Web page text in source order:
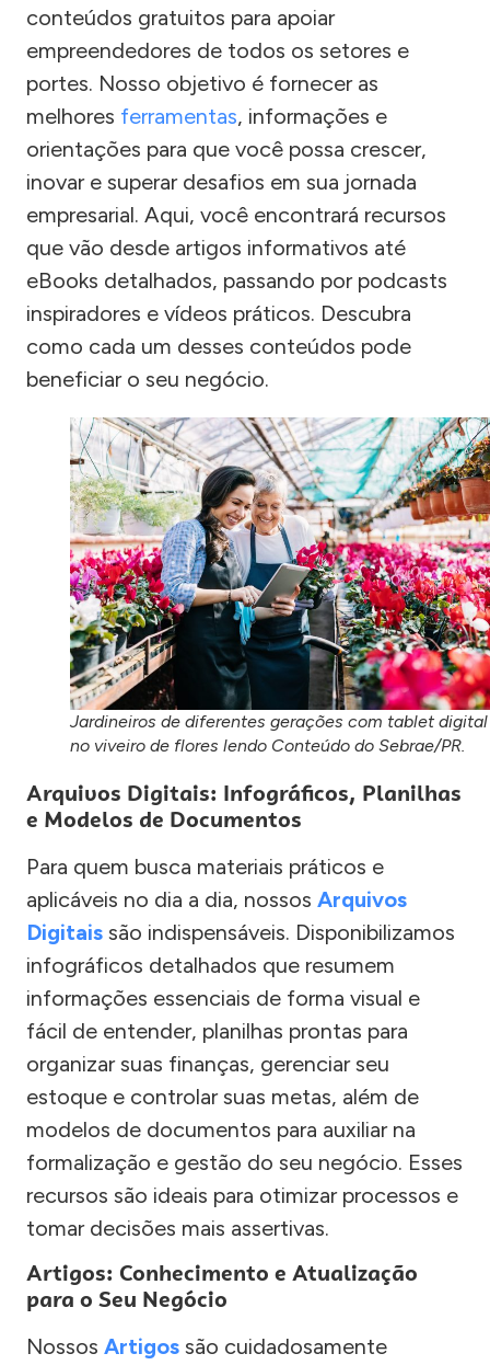
conteúdos gratuitos para apoiar
empreendedores de todos os setores e
portes. Nosso objetivo é fornecer as
melhores ferramentas, informações e
orientações para que você possa crescer,
inovar e superar desafios em sua jornada
empresarial. Aqui, você encontrará recursos
que vão desde artigos informativos até
eBooks detalhados, passando por podcasts
inspiradores e vídeos práticos. Descubra
como cada um desses conteúdos pode
beneficiar o seu negócio.
Jardineiros de diferentes gerações com tablet digital
no viveiro de flores lendo Conteúdo do Sebrae/PR.
Arquivos Digitais: Infográficos, Planilhas
e Modelos de Documentos
Para quem busca materiais práticos e
aplicáveis no dia a dia, nossos Arquivos
Digitais são indispensáveis. Disponibilizamos
infográficos detalhados que resumem
informações essenciais de forma visual e
fácil de entender, planilhas prontas para
organizar suas finanças, gerenciar seu
estoque e controlar suas metas, além de
modelos de documentos para auxiliar na
formalização e gestão do seu negócio. Esses
recursos são ideais para otimizar processos e
tomar decisões mais assertivas.
Artigos: Conhecimento e Atualização
para o Seu Negócio
Nossos Artigos são cuidadosamente